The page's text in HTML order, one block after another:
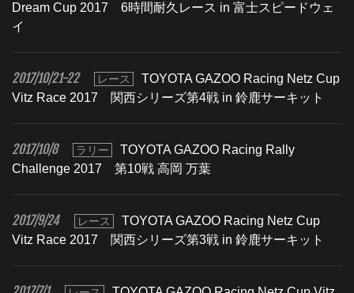
Dream Cup 2017 6時間耐久レース in 富士スピードウェ
イ
2017/10/21-22 レース
TOYOTA GAZOO Racing Netz Cup
Vitz Race 2017 関西シリーズ第4戦 in 鈴鹿サーキット
2017/10/8 ラリー
TOYOTA GAZOO Racing Rally
Challenge 2017 第10戦 高岡 万葉
2017/9/24 レース
TOYOTA GAZOO Racing Netz Cup
Vitz Race 2017 関西シリーズ第3戦 in 鈴鹿サーキット